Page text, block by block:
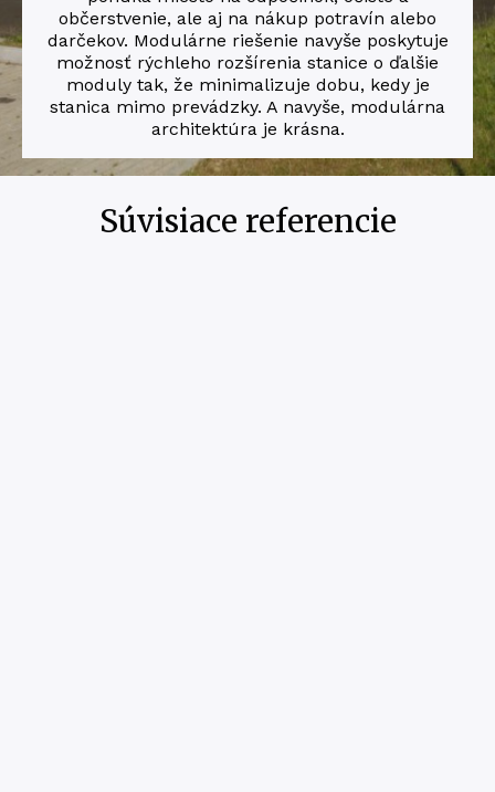
občerstvenie, ale aj na nákup potravín alebo
darčekov. Modulárne riešenie navyše poskytuje
možnosť rýchleho rozšírenia stanice o ďalšie
moduly tak, že minimalizuje dobu, kedy je
stanica mimo prevádzky. A navyše, modulárna
architektúra je krásna.
Súvisiace referencie